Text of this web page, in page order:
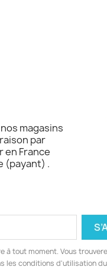
magasins
par
France
(payant) .
à tout moment. Vous
les conditions d'utilisation